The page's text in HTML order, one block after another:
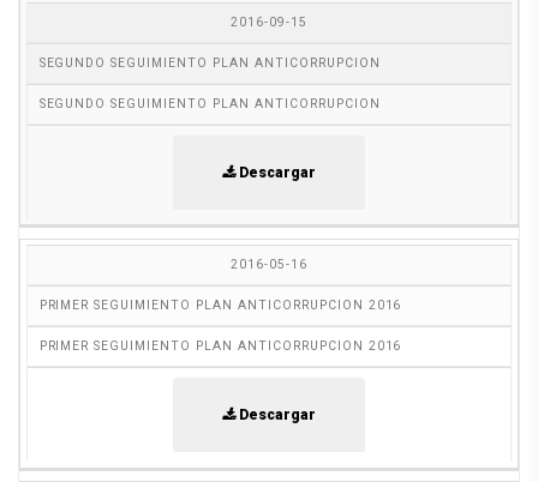
2016-09-15
SEGUNDO SEGUIMIENTO PLAN ANTICORRUPCION
SEGUNDO SEGUIMIENTO PLAN ANTICORRUPCION
Descargar
2016-05-16
PRIMER SEGUIMIENTO PLAN ANTICORRUPCION 2016
PRIMER SEGUIMIENTO PLAN ANTICORRUPCION 2016
Descargar